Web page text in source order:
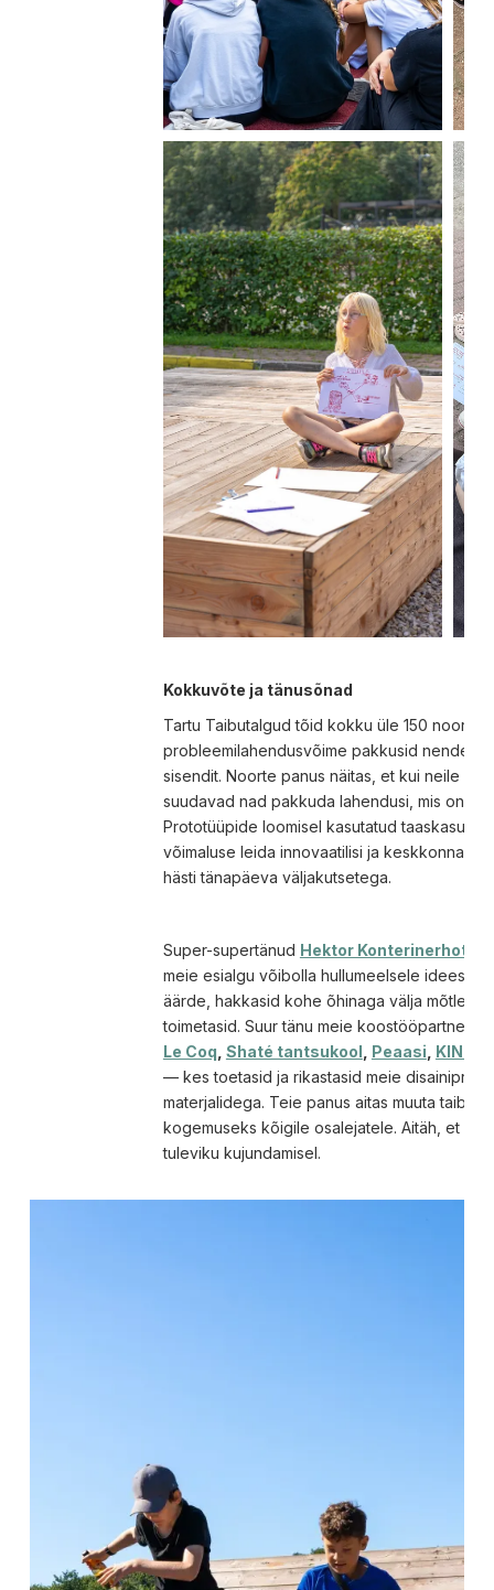
Kokkuvõte ja tänusõnad
Tartu Taibutalgud tõid kokku üle 150 noore,
probleemilahendusvõime pakkusid nende
sisendit. Noorte panus näitas, et kui neile
suudavad nad pakkuda lahendusi, mis on nii
Prototüüpide loomisel kasutatud
võimaluse leida innovaatilisi ja
hästi tänapäeva väljakutsetega.
Super-supertänud Hektor Konterinerhotelli
meie esialgu võibolla hullumeelsele idees
äärde, hakkasid kohe õhinaga välja
toimetasid. Suur tänu meie
Le Coq Shaté tantsukool Peaasi KINO
— kes toetasid ja rikastasid meie
materjalidega. Teie panus aitas muuta
kogemuseks kõigile osalejatele. Aitäh, et
tuleviku kujundamisel.